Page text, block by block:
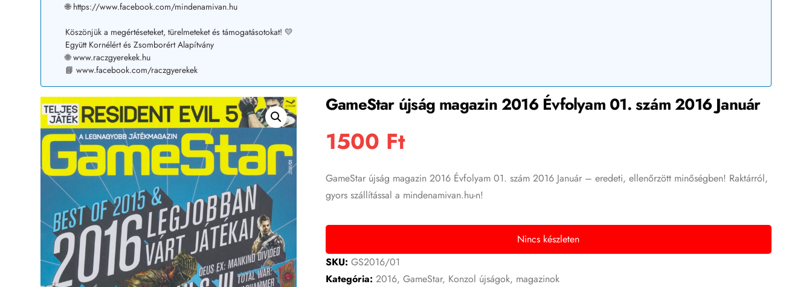
🌐 https://www.facebook.com/mindenamivan.hu
Köszönjük a megértéseteket, türelmeteket és támogatásotokat! 💛
Együtt Kornélért és Zsomborért Alapítvány
🌐 www.raczgyerekek.hu
📘 www.facebook.com/raczgyerekek
GameStar újság magazin 2016 Évfolyam 01. szám 2016 Január
1500 Ft
GameStar újság magazin 2016 Évfolyam 01. szám 2016 Január – eredeti, ellenőrzött minőségben! Raktárról,
gyors szállítással a mindenamivan.hu-n!
Nincs készleten
SKU: GS2016/01
Kategória: 2016, GameStar, Konzol újságok, magazinok